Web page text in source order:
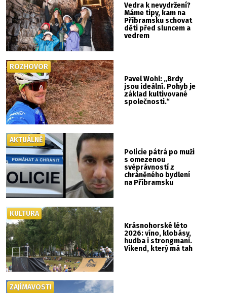
Vedra k nevydržení?
Máme tipy, kam na
Příbramsku schovat
děti před sluncem a
vedrem
Pavel Wohl: „Brdy
jsou ideální. Pohyb je
základ kultivované
společnosti.“
ROZHOVOR
Policie pátrá po muži
s omezenou
svéprávností z
chráněného bydlení
na Příbramsku
AKTUÁLNĚ
Krásnohorské léto
2026: víno, klobásy,
hudba i strongmani.
Víkend, který má tah
KULTURA
ZAJÍMAVOSTI